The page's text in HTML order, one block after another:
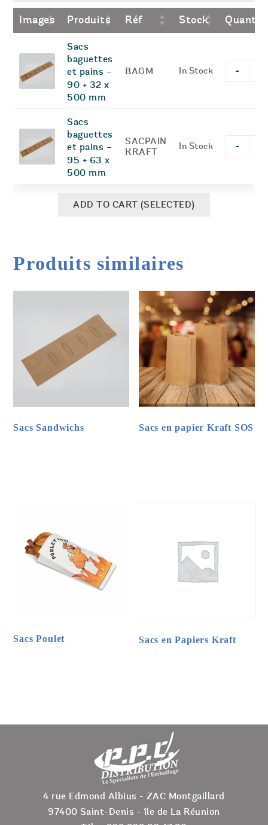
Images Produits Réf Stock
Sacs
baguettes
et pains –
90 + 32 x
500 mm
BAGM In Stock -
Sacs
baguettes
et pains –
95 + 63 x
500 mm
SACPAIN
KRAFT
In Stock -
ADD TO CART (SELECTED)
Produits similaires
Sacs Sandwichs
variations.
sur
Sacs en papier Kraft SOS
variations.
sur
Sacs Poulet Sacs en Papiers Kraft
a
plusieurs
variations.
Les
peuvent
être
4 rue Edmond Albius - ZAC Montgaillard
97400 Saint-Denis - île de La Réunion